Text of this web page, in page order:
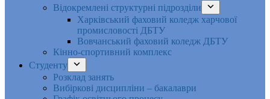
Відокремлені структурні підрозділи
Харківський фаховий коледж харчової
промисловості ДБТУ
Вовчанський фаховий коледж ДБТУ
Кінно-спортивний комплекс
Студенту
Розклад занять
Вибіркові дисципліни – бакалаври